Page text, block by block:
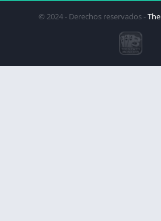
© 2024 - Derechos reservados -